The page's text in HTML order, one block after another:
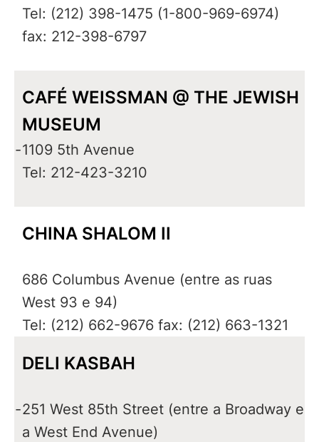
Tel: (212) 398-1475 (1-800-969-6974)
fax: 212-398-6797
CAFÉ WEISSMAN @ THE JEWISH
MUSEUM
-1109 5th Avenue
Tel: 212-423-3210
CHINA SHALOM II
686 Columbus Avenue (entre as ruas
West 93 e 94)
Tel: (212) 662-9676 fax: (212) 663-1321
DELI KASBAH
-251 West 85th Street (entre a Broadway e
a West End Avenue)